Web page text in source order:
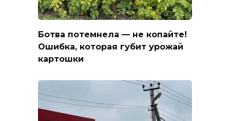
Ботва потемнела — не копайте!
Ошибка, которая губит урожай
картошки